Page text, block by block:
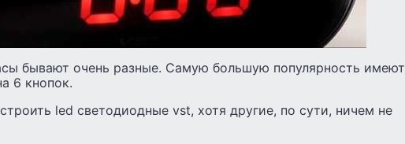
бывают очень разные. Самую большую популярность имеют
6 кнопок.
led светодиодные vst, хотя другие, по сути, ничем не